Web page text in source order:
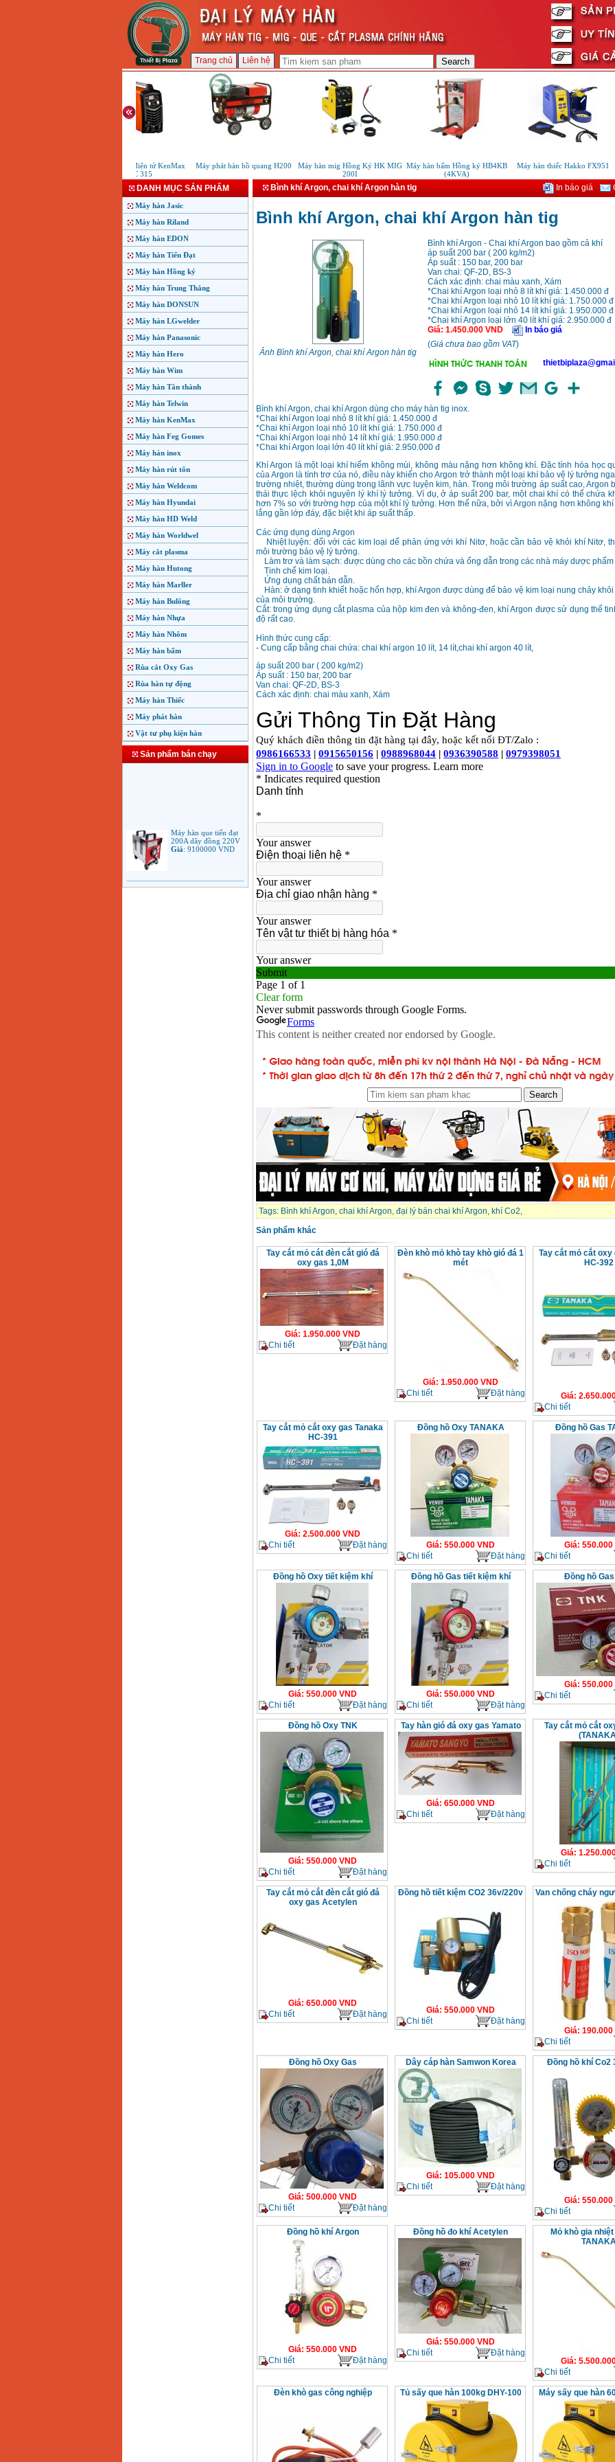
Trang chủ Liên hệ
Máy hàn que điện tử KenMax
ARC 315
Máy phát hàn hồ quang H200
Máy hàn mig Hồng Ký HK MIG
200I
Máy hàn bấm Hồng ký HB4KB
(4KVA)
Máy hàn thiếc Hakko FX951
DANH MỤC SẢN PHẨM
Máy hàn Jasic
Máy hàn Riland
Máy hàn EDON
Máy hàn Tiến Đạt
Máy hàn Hồng ký
Máy hàn Trung Thắng
Máy hàn DONSUN
Máy hàn LGwelder
Máy hàn Panasonic
Máy hàn Hero
Máy hàn Wim
Máy hàn Tân thành
Máy hàn Telwin
Máy hàn KenMax
Máy hàn Feg Gomes
Máy hàn inox
Máy hàn rút tôn
Máy hàn Weldcom
Máy hàn Hyundai
Máy hàn HD Weld
Máy hàn Worldwel
Máy cắt plasma
Máy hàn Hutong
Máy hàn Marller
Máy hàn Bulông
Máy hàn Nhựa
Máy hàn Nhôm
Máy hàn bấm
Rùa cắt Oxy Gas
Rùa hàn tự động
Máy hàn Thiếc
Máy phát hàn
Vật tư phụ kiện hàn
Sản phẩm bán chạy
200A dây đồng 220V
Giá:9100000VND
Máy hàn que điện tử
Jasic ARC 200 R04
Bình khí Argon, chai khí Argon hàn tig In báo giá
Bình khí Argon, chai khí Argon hàn tig
Ảnh Bình khí Argon, chai khí Argon hàn tig
Bình khí Argon - Chai khí Argon bao gồm cả khí
áp suất 200 bar ( 200 kg/m2)
Áp suất : 150 bar, 200 bar
Van chai: QF-2D, BS-3
Cách xác định: chai màu xanh, Xám
*Chai khí Argon loại nhỏ 8 lít khí giá: 1.450.000 đ
*Chai khí Argon loại nhỏ 10 lít khí giá: 1.750.000 đ
*Chai khí Argon loại nhỏ 14 lít khí giá: 1.950.000 đ
*Chai khí Argon loại lớn 40 lít khí giá: 2.950.000 đ
Giá: 1.450.000VND
In báo giá
(Giá chưa bao gồm VAT)
Bình khí Argon, chai khí Argon dùng cho máy hàn tig inox.
*Chai khí Argon loại nhỏ 8 lít khí giá: 1.450.000 đ
*Chai khí Argon loại nhỏ 10 lít khí giá: 1.750.000 đ
*Chai khí Argon loại nhỏ 14 lít khí giá: 1.950.000 đ
*Chai khí Argon loại lớn 40 lít khí giá: 2.950.000 đ
Khí Argon là một loại khí hiếm không mùi, không màu nặng hơn không khí. Đặc tính hóa học
của Argon là tính trơ của nó, điều này khiến cho Argon trở thành một loại khí bảo vệ lý tưởng
trường nhiệt, thường dùng trong lãnh vực luyện kim, hàn. Trong môi trường áp suất cao, Argon
thái thực lệch khỏi nguyên lý khí lý tưởng. Ví dụ, ở áp suất 200 bar, một chai khí có thể chứa
hơn 7% so với trường hợp của một khí lý tưởng. Hơn thế nữa, bởi vì Argon nặng hơn không
lắng gần lớp đáy, đặc biệt khi áp suất thấp.
Các ứng dụng dùng Argon
Nhiệt luyện: đối với các kim loại dể phản ứng với khí Nitơ, hoặc cần bảo vệ khỏi khí Nitơ,
môi trường bảo vệ lý tưởng.
Làm trơ và làm sạch: được dùng cho các bồn chứa và ống dẫn trong các nhà máy dược phẩm
Tinh chế kim loại.
Ứng dụng chất bán dẫn.
Hàn: ở dạng tinh khiết hoặc hổn hợp, khí Argon được dùng để bảo vệ kim loại nung chảy
của môi trường.
Cắt: trong ứng dụng cắt plasma của hộp kim đen và không-đen, khí Argon được sử dụng thể
độ rất cao.
Hình thức cung cấp:
- Cung cấp bằng chai chứa: chai khí argon 10 lít, 14 lít,chai khí argon 40 lít,
áp suất 200 bar ( 200 kg/m2)
Áp suất : 150 bar, 200 bar
Van chai: QF-2D, BS-3
Cách xác định: chai màu xanh, Xám
Tags: Bình khí Argon, chai khí Argon, đại lý bán chai khí Argon, khí Co2,
Sản phẩm khác
Tay cắt mỏ cát đèn cắt gió đá
oxy gas 1,0M
Giá: 1.950.000 VND
Chi tiết
Đặt hàng
Đèn khò mỏ khò tay khò gió đá 1
mét
Giá: 1.950.000 VND
Chi tiết
Đặt hàng
Tay cắt mỏ cắt oxy
HC-392
Giá:
Chi tiết
Tay cắt mỏ cắt oxy gas Tanaka
HC-391
Giá: 2.500.000 VND
Chi tiết
Đặt hàng
Đồng hồ Oxy TANAKA
Giá: 550.000 VND
Chi tiết
Đặt hàng
Đồng hồ Gas
Giá: 550.000
Chi tiết
Đồng hồ Oxy tiết kiệm khí
Giá: 550.000 VND
Chi tiết
Đặt hàng
Đồng hồ Gas tiết kiệm khí
Giá: 550.000 VND
Chi tiết
Đặt hàng
Đồng hồ
Giá: 550.000
Chi tiết
Đồng hồ Oxy TNK
Giá: 550.000 VND
Chi tiết
Đặt hàng
Tay hàn gió đá oxy gas Yamato
Giá: 650.000 VND
Chi tiết
Đặt hàng
Tay cắt mỏ cắt
Giá:
Chi tiết
Tay cắt mỏ cắt đèn cắt gió đá
oxy gas Acetylen
Giá: 650.000 VND
Chi tiết
Đặt hàng
Đồng hồ tiết kiệm CO2 36v/220v
Giá: 550.000 VND
Chi tiết
Đặt hàng
Van chống cháy
Giá: 190.000
Chi tiết
Đồng hồ Oxy Gas
Giá: 500.000 VND
Chi tiết
Đặt hàng
Dây cáp hàn Samwon Korea
Giá: 105.000 VND
Chi tiết
Đặt hàng
Đồng hồ khí Co2
Giá: 550.000
Chi tiết
Đồng hồ khí Argon
Giá: 550.000 VND
Chi tiết
Đặt hàng
Đồng hồ đo khí Acetylen
Giá: 550.000 VND
Chi tiết
Đặt hàng
Mỏ khò gia
Giá:
Chi tiết
Đèn khò gas công nghiệp Tủ sấy que hàn 100kg DHY-100 Máy sấy que hàn